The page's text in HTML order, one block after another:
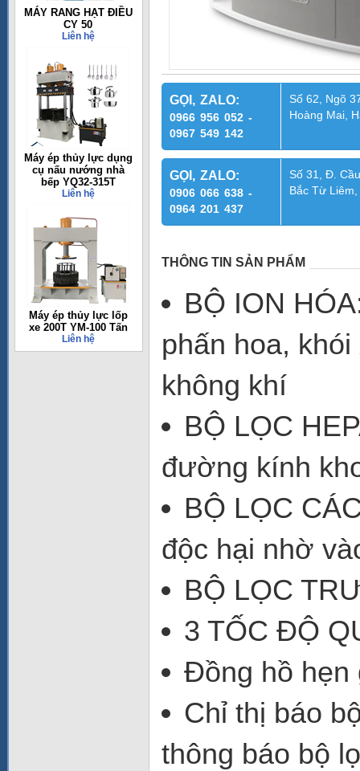
MÁY RANG HẠT ĐIỀU
CY 50
Liên hệ
Máy ép thủy lực dụng
cụ nấu nướng nhà
bếp YQ32-315T
Liên hệ
Máy ép thủy lực lốp
xe 200T YM-100 Tấn
Liên hệ
GỌI, ZALO:
0966 956 052 -
0967 549 142
Số 62, Ngõ
Hoàng Mai,
GỌI, ZALO:
0906 066 638 -
0964 201 437
Số 31, Đ.
Bắc Từ
THÔNG TIN SẢN PHẨM
BỘ ION
phấn hoa,
không khí
BỘ LỌC
đường kính
BỘ LỌC
độc hại nhờ
BỘ LỌC
3 TỐC ĐỘ
Đồng hồ hẹn
Chỉ thị báo
thông báo bộ